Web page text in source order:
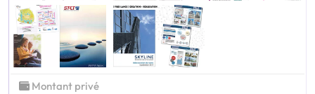
Montant privé